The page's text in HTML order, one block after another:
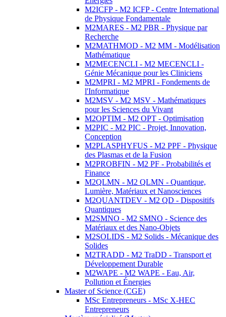
M2ICFP - M2 ICFP - Centre International
de Physique Fondamentale
M2MARES - M2 PBR - Physique par
Recherche
M2MATHMOD - M2 MM - Modélisation
Mathématique
M2MECENCLI - M2 MECENCLI -
Génie Mécanique pour les Cliniciens
M2MPRI - M2 MPRI - Fondements de
l'Informatique
M2MSV - M2 MSV - Mathématiques
pour les Sciences du Vivant
M2OPTIM - M2 OPT - Optimisation
M2PIC - M2 PIC - Projet, Innovation,
Conception
M2PLASPHYFUS - M2 PPF - Physique
des Plasmas et de la Fusion
M2PROBFIN - M2 PF - Probabilités et
Finance
M2QLMN - M2 QLMN - Quantique,
Lumière, Matériaux et Nanosciences
M2QUANTDEV - M2 QD - Dispositifs
Quantiques
M2SMNO - M2 SMNO - Science des
Matériaux et des Nano-Objets
M2SOLIDS - M2 Solids - Mécanique des
Solides
M2TRADD - M2 TraDD - Transport et
Développement Durable
M2WAPE - M2 WAPE - Eau, Air,
Pollution et Énergies
Master of Science (CGE)
MSc Entrepreneurs - MSc X-HEC
Entrepreneurs